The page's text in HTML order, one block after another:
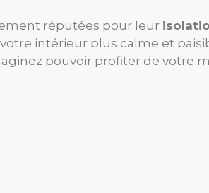
réputées pour leur
intérieur plus calme et
pouvoir profiter de votre